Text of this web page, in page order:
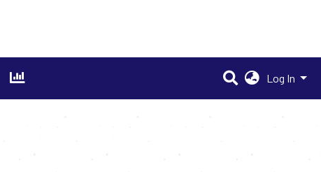
Log In